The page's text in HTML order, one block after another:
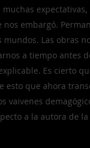
embargó.
Las obras
a tiempo antes
Es cierto
esto que ahora
vaivenes
a la autora de